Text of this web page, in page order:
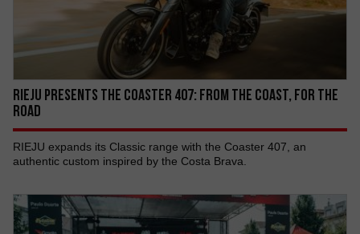
RIEJU PRESENTS THE COASTER 407: FROM THE COAST, FOR THE
ROAD
RIEJU expands its Classic range with the Coaster 407, an
authentic custom inspired by the Costa Brava.